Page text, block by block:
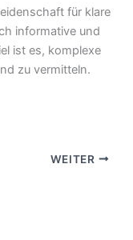
für klare
informative und
ist es, komplexe
zu vermitteln.
WEITER